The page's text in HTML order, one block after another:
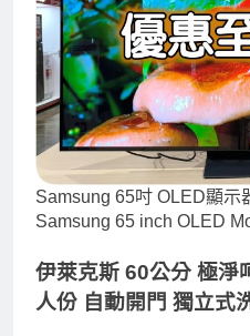
Samsung 65吋 OLED顯示
Samsung 65 inch OLED
伊萊克斯 60公分 極淨
人份 自動開門 獨立式